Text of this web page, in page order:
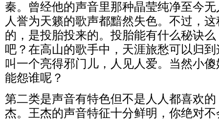
秦。曾经他的声音里那种晶莹纯净至今
人誉为天籁的歌声都黯然失色。不过，
的，是投胎投来的。投胎能有什么秘诀
吧？在高山的歌手中，天涯旅愁可以归
叫一个亮得邪门儿，人见人爱。当然小
能怨谁呢？
第二类是声音有特色但不是人人都喜欢
杰。王杰的声音特征十分鲜明，你绝对